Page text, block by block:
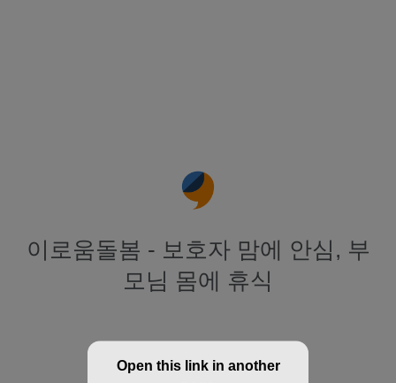
이로움돌봄 - 보호자 맘에 안심, 부
모님 몸에 휴식